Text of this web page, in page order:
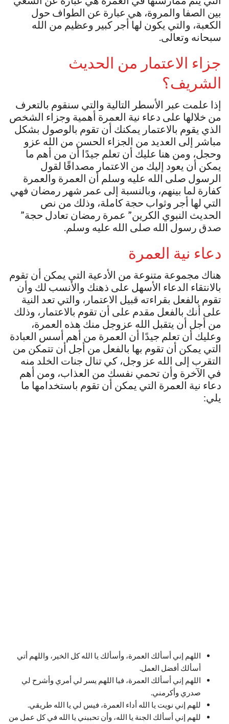
بين الصفا والمروة، هي عبارة عن الطواف حول
الكعبة، والتي يكون لها أجر كبير وعظيم من الله
سبحانه وتعالى.
جزاء الاعتمار من الحديث
الشريف؟
إذا علمت عبر الأسطر التالية والتي سنقوم بالتعرف
من خلالها على دعاء نية العمرة أهمية وجزاء الشخص
الذي يقوم بالاعتمار يمكنك أن تقوم بالوصول بشكل
مباشر إلى العديد من الجزاء الحسن من الله عزو
وحجل، ومن هنا عليك أن تعلم جيدًا أن من أهم ما
يمكن أن يعود إليك من الاعتمار مصداقًا لقول
الرسول صلى الله عليه وسلم أن العمرة والعمرة
كفارة لما بينهم، وبالنسبة إلى عمر شهر رمضان فهي
التي لها أجر وثواب حجة كاملة، وذلك من نص
الحديث النبوي الكرين” عمرة رمضان تعادل حجة”
صدق رسول الله صلى الله عليه وسلم.
دعاء نية العمرة
هناك مجموعة متنوعة من الأدعية التي يمكن أن تقوم
بالانتقاء الدعاء الأسهل على ذهنك والأنسب لك وأن
تقوم بالفعل بقراءته قبيل الاعتمار، والتي تعد النية
على أنك بالفعل مقدم على أن تقوم بالاعتمار، وذلك
من أجل أن يتقبل الله عزوجل منك هذه العمرة،
وعليك أن تعلم جيدًا أن العمرة من أهم أسس العبادة
التي يمكن أن تقوم بها بالفعل من أجل أن تتمكن من
التقرب إلى الله عز وجل، كي تنال جنات الخلد منه
في الآخرة وأن تحمي نفسك من العذاب، ومن أهم
دعاء نية العمرة التي يمكن أن تقوم باستخدامها ما
يلي:
اللهم إني أسألك العمرة، وأسألك يا الله كل الخير، واللهم أتي
أسألك أفضل العمل.
اللهم إني أسألك العمرة، فيا اللهم يسر لي أمري وأشرح لي
صدري وأكرمني.
للهم إني نويت يا الله أداء العمرة، فيس لي يا الله طريقي.
للهم إني أسألك الجنة يا الله، وأن تحببني يا الله في كل عمل من